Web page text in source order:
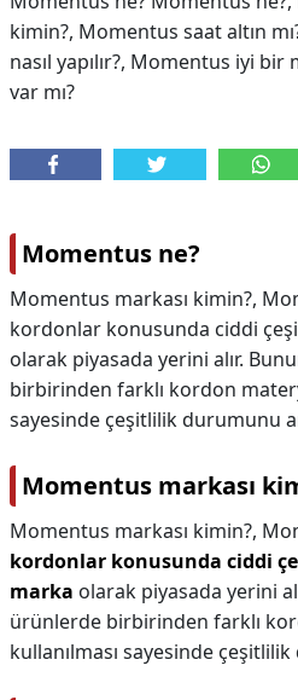
kimin?, Momentus saat altın
nasıl yapılır?, Momentus iyi bir
var mı?
Momentus ne?
Momentus markası kimin?,
kordonlar konusunda ciddi
olarak piyasada yerini alır.
birbirinden farklı kordon
sayesinde çeşitlilik durumunu
Momentus markası
Momentus markası kimin?,
kordonlar konusunda ciddi
marka olarak piyasada yerini
ürünlerde birbirinden farklı
kullanılması sayesinde